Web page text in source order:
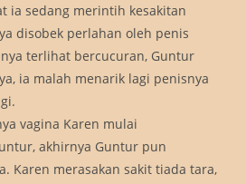
ia sedang merintih kesakitan
disobek perlahan oleh penis
terlihat bercucuran, Guntur
ia malah menarik lagi penisnya
vagina Karen mulai
akhirnya Guntur pun
Karen merasakan sakit tiada tara,